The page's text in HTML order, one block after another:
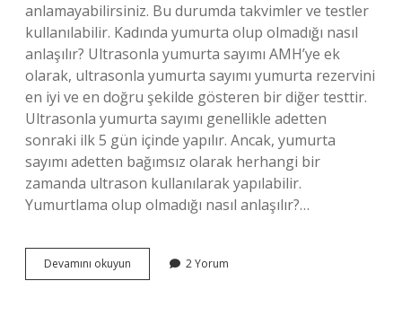
anlamayabilirsiniz. Bu durumda takvimler ve testler
kullanılabilir. Kadında yumurta olup olmadığı nasıl
anlaşılır? Ultrasonla yumurta sayımı AMH’ye ek
olarak, ultrasonla yumurta sayımı yumurta rezervini
en iyi ve en doğru şekilde gösteren bir diğer testtir.
Ultrasonla yumurta sayımı genellikle adetten
sonraki ilk 5 gün içinde yapılır. Ancak, yumurta
sayımı adetten bağımsız olarak herhangi bir
zamanda ultrason kullanılarak yapılabilir.
Yumurtlama olup olmadığı nasıl anlaşılır?…
Devamını okuyun
Kadında
2 Yorum